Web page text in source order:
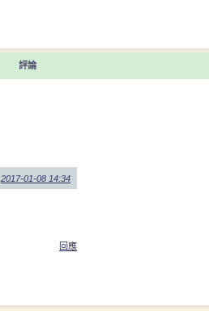
評論
2017-01-08 14:34
回應